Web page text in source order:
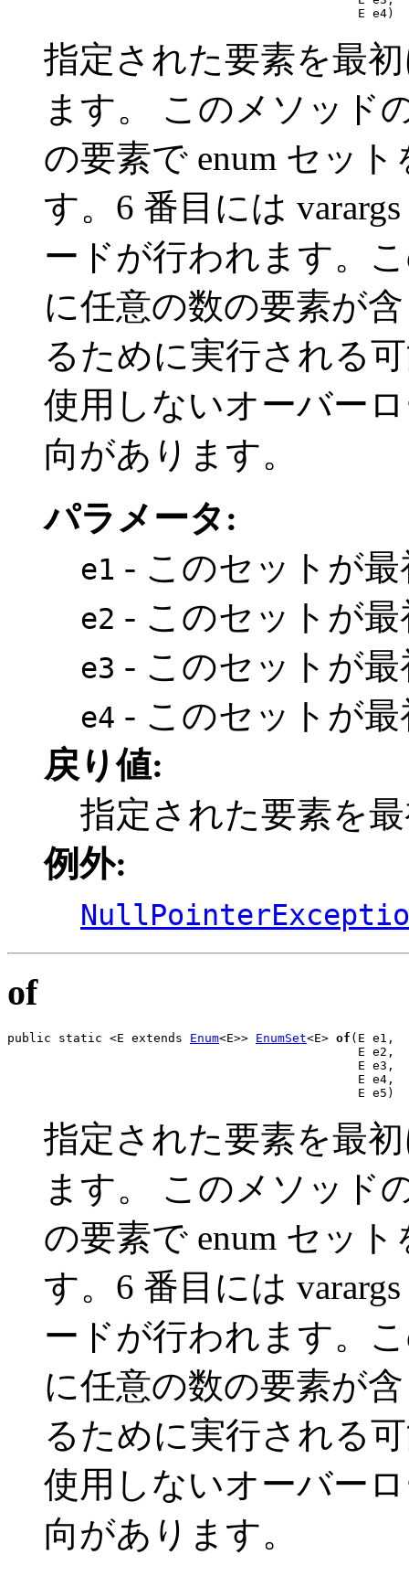
                                                E e4)
指定された要素を最
ます。 このメソッド
の要素で enum セッ
す。6 番目には
ードが行われます。
に任意の数の要素が
るために実行される
使用しないオーバー
向があります。
パラメータ:
e1 - このセットが
e2 - このセットが
e3 - このセットが
e4 - このセットが
戻り値:
指定された要素を
例外:
of
public static <E extends Enum<E>> EnumSet<E> of (E e1,
                                                E e2,
                                                E e3,
                                                E e4,
                                                E e5)
指定された要素を最
ます。 このメソッド
の要素で enum セッ
す。6 番目には
ードが行われます。
に任意の数の要素が
るために実行される
使用しないオーバー
向があります。